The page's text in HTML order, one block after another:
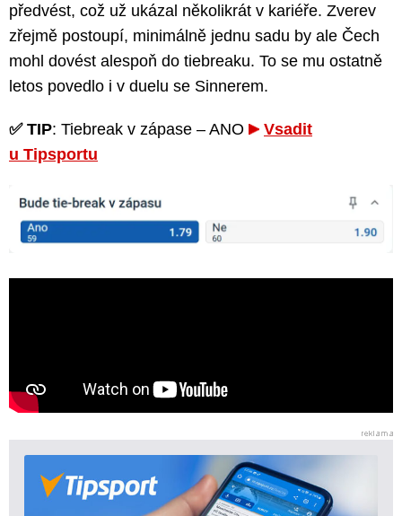
předvést, což už ukázal několikrát v kariéře. Zverev
zřejmě postoupí, minimálně jednu sadu by ale Čech
mohl dovést alespoň do tiebreaku. To se mu ostatně
letos povedlo i v duelu se Sinnerem.
✅ TIP: Tiebreak v zápase – ANO
Vsadit
u Tipsportu